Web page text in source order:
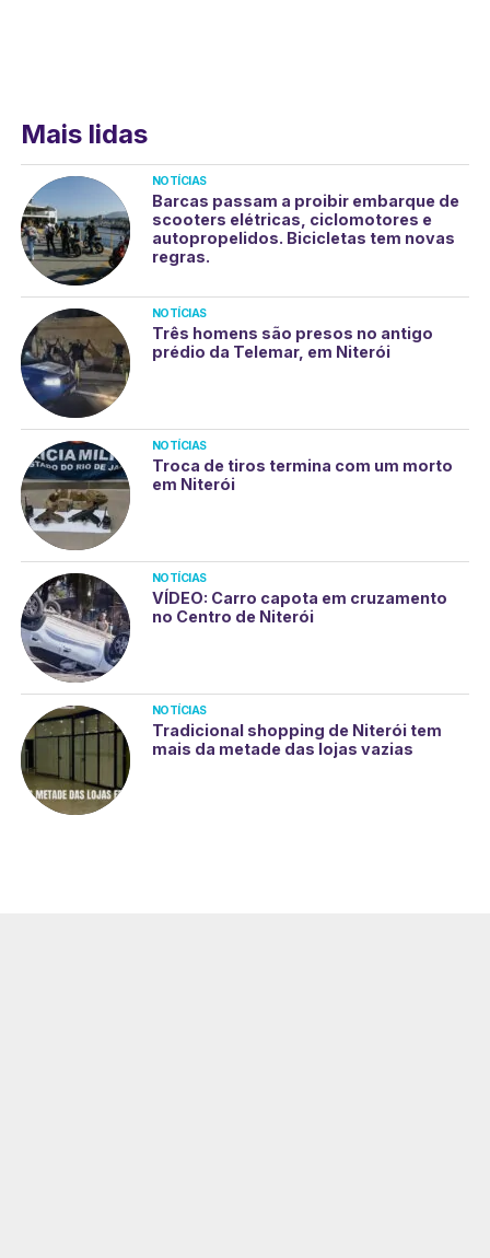
Mais lidas
NOTÍCIAS
Barcas passam a proibir embarque de
scooters elétricas, ciclomotores e
autopropelidos. Bicicletas tem novas
regras.
NOTÍCIAS
Três homens são presos no antigo
prédio da Telemar, em Niterói
NOTÍCIAS
Troca de tiros termina com um morto
em Niterói
NOTÍCIAS
VÍDEO: Carro capota em cruzamento
no Centro de Niterói
NOTÍCIAS
Tradicional shopping de Niterói tem
mais da metade das lojas vazias